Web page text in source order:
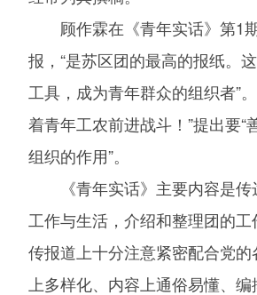
顾作霖在《青年实话》第1
报，“是苏区团的最高的报纸。
工具，成为青年群众的组织者”
着青年工农前进战斗！”提出要
组织的作用”。
《青年实话》主要内容是
工作与生活，介绍和整理团的
传报道上十分注意紧密配合党
上多样化、内容上通俗易懂、